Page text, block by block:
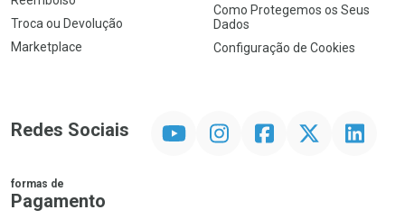
Troca ou Devolução
Marketplace
Como Protegemos os Seus
Dados
Configuração de Cookies
Redes Sociais InstagramFacebookTwitter Linkedin
formas de
Pagamento